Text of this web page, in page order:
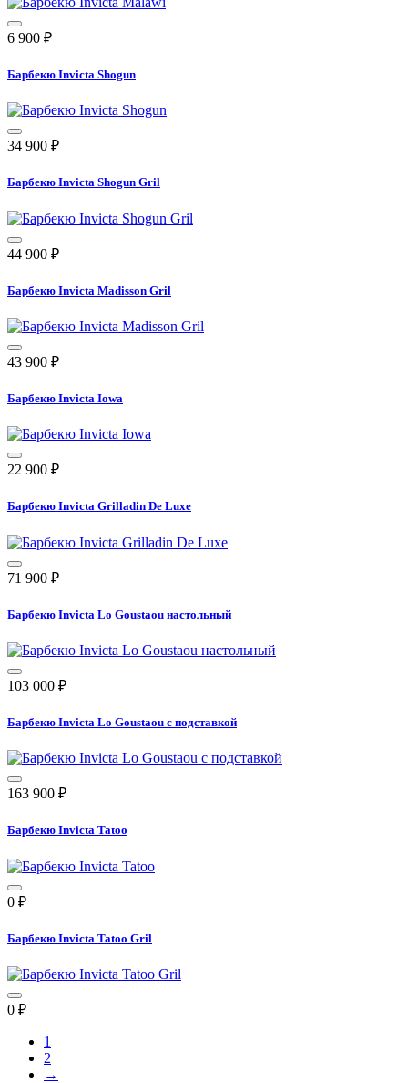
6 900 ₽
Барбекю Invicta Shogun
34 900 ₽
Барбекю Invicta Shogun Gril
44 900 ₽
Барбекю Invicta Madisson Gril
43 900 ₽
Барбекю Invicta Iowa
22 900 ₽
Барбекю Invicta Grilladin De Luxe
71 900 ₽
Барбекю Invicta Lo Goustaou настольный
103 000 ₽
Барбекю Invicta Lo Goustaou с подставкой
163 900 ₽
Барбекю Invicta Tatoo
0 ₽
Барбекю Invicta Tatoo Gril
0 ₽
1
2
→